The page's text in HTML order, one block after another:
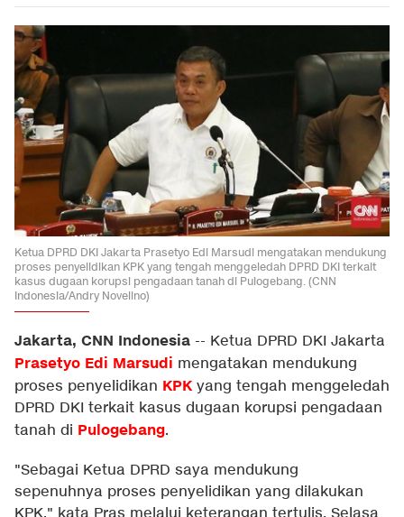
Ketua DPRD DKI Jakarta Prasetyo Edi Marsudi mengatakan mendukung
proses penyelidikan KPK yang tengah menggeledah DPRD DKI terkait
kasus dugaan korupsi pengadaan tanah di Pulogebang. (CNN
Indonesia/Andry Novelino)
Jakarta, CNN Indonesia -- Ketua DPRD DKI Jakarta
Prasetyo Edi Marsudi mengatakan mendukung
proses penyelidikan KPKyang tengah menggeledah
DPRD DKI terkait kasus dugaan korupsi pengadaan
tanah di Pulogebang.
"Sebagai Ketua DPRD saya mendukung
sepenuhnya proses penyelidikan yang dilakukan